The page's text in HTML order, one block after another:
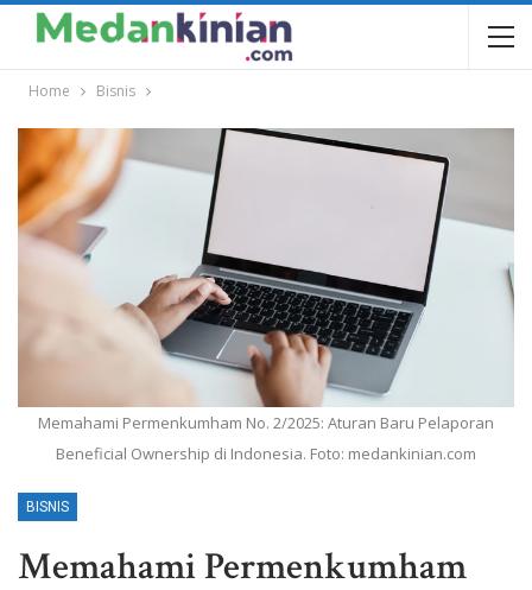
Home Bisnis
Memahami Permenkumham No. 2/2025: Aturan Baru Pelaporan
Beneficial Ownership di Indonesia. Foto: medankinian.com
BISNIS
Memahami Permenkumham